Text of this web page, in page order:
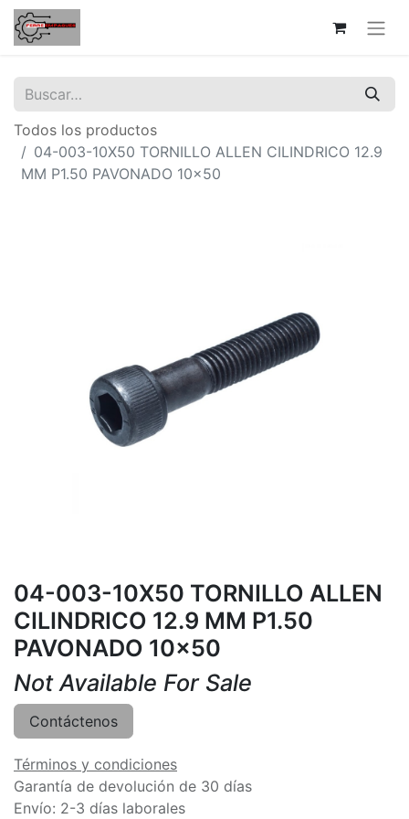
Todos los productos
04-003-10X50 TORNILLO ALLEN CILINDRICO 12.9
MM P1.50 PAVONADO 10x50
04-003-10X50 TORNILLO ALLEN
CILINDRICO 12.9 MM P1.50
PAVONADO 10x50
Not Available For Sale
Contáctenos
Términos y condiciones
Garantía de devolución de 30 días
Envío: 2-3 días laborales